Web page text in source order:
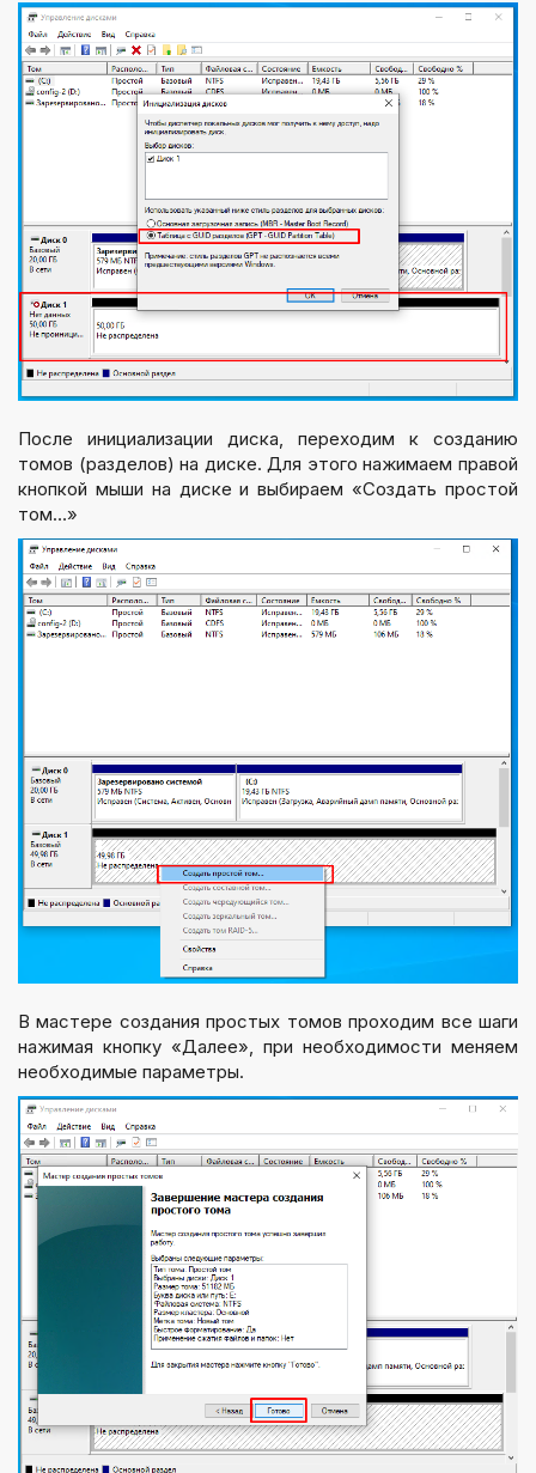
После инициализации диска, переходим к созданию
томов (разделов) на диске. Для этого нажимаем правой
кнопкой мыши на диске и выбираем «Создать простой
том…»
В мастере создания простых томов проходим все шаги
нажимая кнопку «Далее», при необходимости меняем
необходимые параметры.